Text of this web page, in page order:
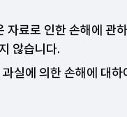
료로 인한 손해에 관
않습니다.
실에 의한 손해에 대